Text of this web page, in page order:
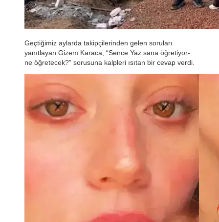
Geçtiğimiz aylarda takipçilerinden gelen soruları
yanıtlayan Gizem Karaca, “Sence Yaz sana öğretiyor-
ne öğretecek?” sorusuna kalpleri ısıtan bir cevap verdi.